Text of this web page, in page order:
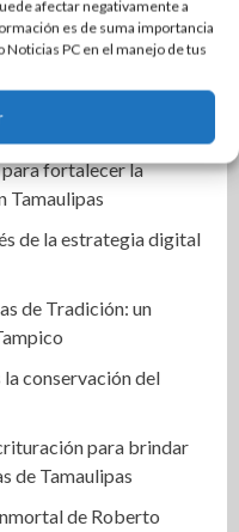
afectar negativamente a
es de suma importancia
PC en el manejo de tus
para México en
Caribe
en Tampico
para fortalecer la
Tamaulipas
de la estrategia digital
de Tradición: un
conservación del
para brindar
de Tamaulipas
de Roberto